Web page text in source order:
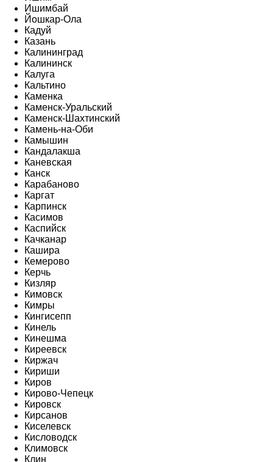
Ишимбай
Йошкар-Ола
Кадуй
Казань
Калининград
Калининск
Калуга
Кальтино
Каменка
Каменск-Уральский
Каменск-Шахтинский
Камень-на-Оби
Камышин
Кандалакша
Каневская
Канск
Карабаново
Каргат
Карпинск
Касимов
Каспийск
Качканар
Кашира
Кемерово
Керчь
Кизляр
Кимовск
Кимры
Кингисепп
Кинель
Кинешма
Киреевск
Киржач
Кириши
Киров
Кирово-Чепецк
Кировск
Кирсанов
Киселевск
Кисловодск
Климовск
Клин